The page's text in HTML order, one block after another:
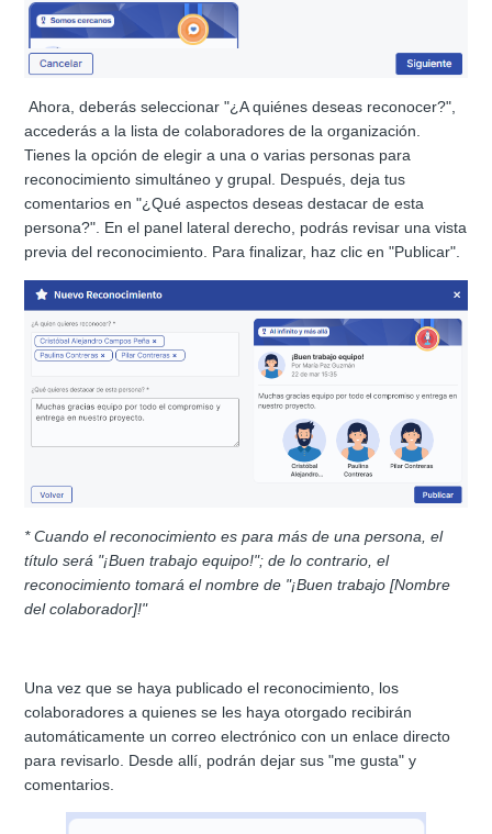
Ahora, deberás seleccionar"¿A quiénes deseas reconocer?",
accederás a la lista de colaboradores de la organización.
Tienes la opción de elegir a una o varias personas para
reconocimiento simultáneo y grupal. Después, deja tus
comentarios en "¿Qué aspectos deseas destacar de esta
persona?". En el panel lateral derecho, podrás revisar una vista
previa del reconocimiento. Para finalizar, haz clic en "Publicar".
* Cuando el reconocimiento es para más de una persona, el
título será "¡Buen trabajo equipo!"; de lo contrario, el
reconocimiento tomará el nombre de "¡Buen trabajo [Nombre
del colaborador]!"
Una vez que se haya publicado el reconocimiento, los
colaboradores a quienes se les haya otorgado recibirán
automáticamente un correo electrónico con un enlace directo
para revisarlo. Desde allí, podrán dejar sus "me gusta" y
comentarios.